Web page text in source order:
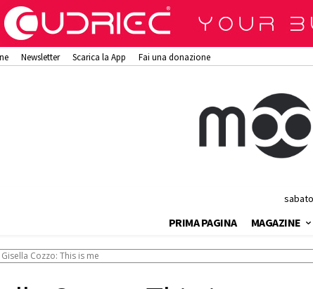
Newsletter Scarica la App Fai una donazione
PRIMA PAGINA MAGAZINE
Gisella Cozzo: This is me